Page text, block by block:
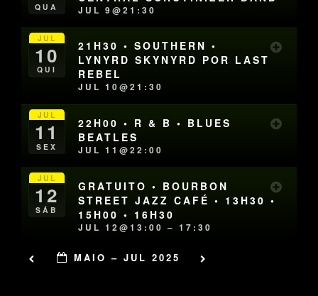
QUA JUL 9@21:30
JUL
10
QUI
21H30 • SOUTHERN •
LYNYRD SKYNYRD POR LAST
REBEL
JUL 10@21:30
JUL
11
SEX
22H00 • R & B • BLUES
BEATLES
JUL 11@22:00
JUL
12
SÁB
GRATUITO • BOURBON
STREET JAZZ CAFÉ • 13H30 •
15H00 • 16H30
JUL 12@13:00 – 17:30
MAIO – JUL 2025